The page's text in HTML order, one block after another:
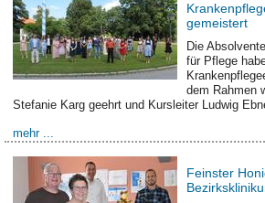
gemeistert
Die
für Pflege
dem Rahmen
Stefanie Karg geehrt und Kursleiter Ludwig
mehr ...
Feinster